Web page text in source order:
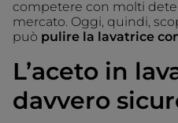
competere con molti
mercato. Oggi, quindi,
può pulire la lavatrice
L’aceto in
davvero